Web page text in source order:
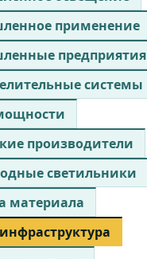
применение
предприятия
системы
производители
светильники
материала